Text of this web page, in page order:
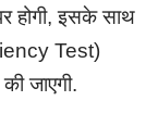
होगी, इसके साथ
Test)
जाएगी.